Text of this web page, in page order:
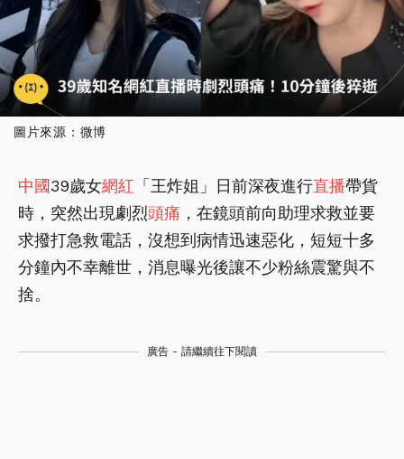
圖片來源：微博
中國39歲女網紅 「王炸姐」日前深夜進行直播帶貨
時，突然出現劇烈頭痛 ，在鏡頭前向助理求救並要
求撥打急救電話，沒想到病情迅速惡化，短短十多
分鐘內不幸離世，消息曝光後讓不少粉絲震驚與不
捨。
廣告 - 請繼續往下閱讀